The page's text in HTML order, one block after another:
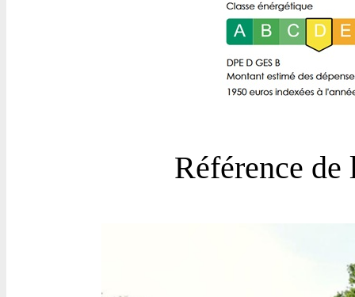
Référence